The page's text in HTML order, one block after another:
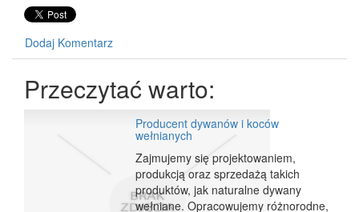
Dodaj Komentarz
Przeczytać warto:
Producent dywanów i koców
wełnianych
Zajmujemy się projektowaniem,
produkcją oraz sprzedażą takich
produktów, jak naturalne dywany
wełniane. Opracowujemy różnorodne,